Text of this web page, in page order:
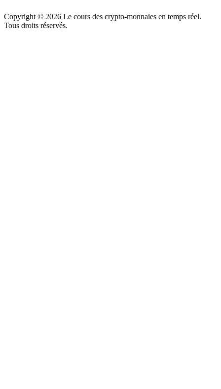
Copyright © 2026 Le cours des crypto-monnaies en temps réel.
Tous droits réservés.